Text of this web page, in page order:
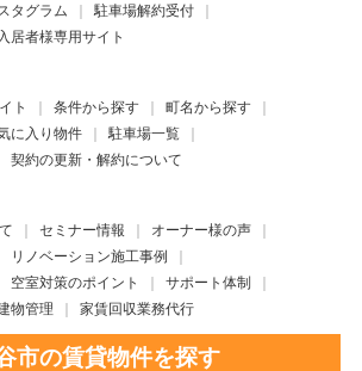
タグラム
駐車場解約受付
入居者様専用サイト
ト 条件から探す
町名から探す
に入り物件
駐車場一覧
契約の更新・解約について
セミナー情報
オーナー様の声
リノベーション施工事例
空室対策のポイント
サポート体制
物管理 家賃回収業務代行
市の賃貸物件を探す